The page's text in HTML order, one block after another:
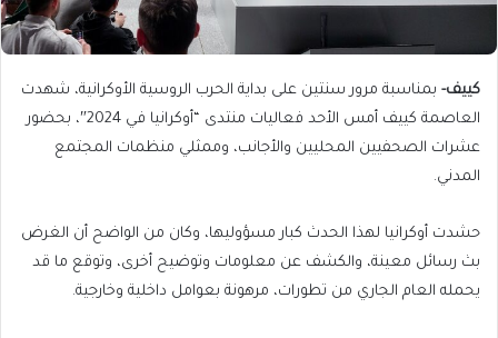
كييف- بمناسبة مرور سنتين على بداية الحرب الروسية الأوكرانية، شهدت
العاصمة كييف أمس الأحد فعاليات منتدى “أوكرانيا في 2024″، بحضور
عشرات الصحفيين المحليين والأجانب، وممثلي منظمات المجتمع
المدني.
حشدت أوكرانيا لهذا الحدث كبار مسؤوليها، وكان من الواضح أن الغرض
بث رسائل معينة، والكشف عن معلومات وتوضيح أخرى، وتوقع ما قد
يحمله العام الجاري من تطورات، مرهونة بعوامل داخلية وخارجية.